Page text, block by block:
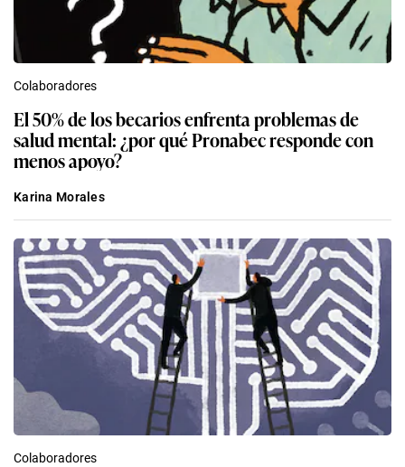
Colaboradores
El 50% de los becarios enfrenta problemas de
salud mental: ¿por qué Pronabec responde con
menos apoyo?
Karina Morales
Colaboradores